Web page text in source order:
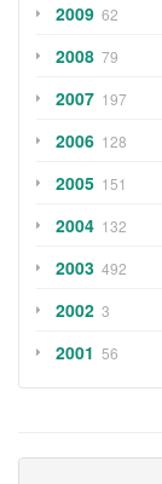
2009 62
2008 79
2007 197
2006 128
2005 151
2004 132
2003 492
2002 3
2001 56